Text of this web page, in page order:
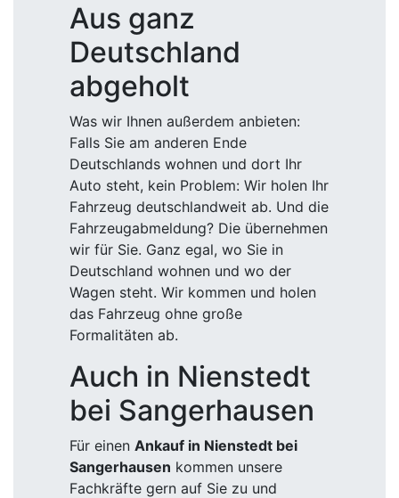
Aus ganz
Deutschland
abgeholt
Was wir Ihnen außerdem anbieten:
Falls Sie am anderen Ende
Deutschlands wohnen und dort Ihr
Auto steht, kein Problem: Wir holen Ihr
Fahrzeug deutschlandweit ab. Und die
Fahrzeugabmeldung? Die übernehmen
wir für Sie. Ganz egal, wo Sie in
Deutschland wohnen und wo der
Wagen steht. Wir kommen und holen
das Fahrzeug ohne große
Formalitäten ab.
Auch in Nienstedt
bei Sangerhausen
Für einen Ankauf in Nienstedt bei
Sangerhausen kommen unsere
Fachkräfte gern auf Sie zu und